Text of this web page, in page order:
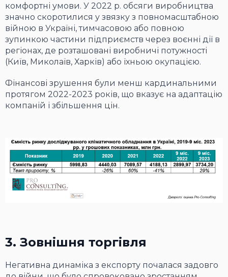
комфортні умови. У 2022 р. обсяги виробництва
значно скоротилися у звязку з повномасштабною
війною в Україні, тимчасовою або повною
зупинкою частини підприємств через воєнні дії в
регіонах, де розташовані виробничі потужності
(Київ, Миколаїв, Харків) або їхньою окупацією.
Фінансові зрушення були менш кардинальними
протягом 2022-2023 років, що вказує на адаптацію
компаній і збільшення цін.
3. Зовнішня торгівля
Негативна динаміка з експорту почалася задовго